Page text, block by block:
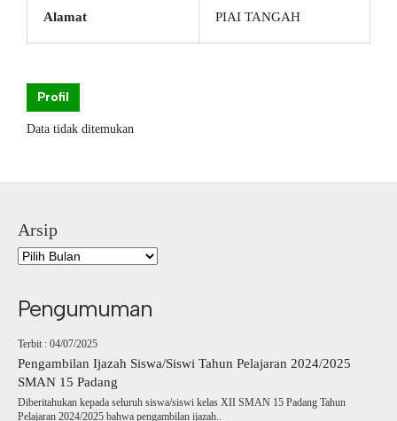
Alamat PIAI TANGAH
Profil
Data tidak ditemukan
Arsip
Pengumuman
Terbit : 04/07/2025
Pengambilan Ijazah Siswa/Siswi Tahun Pelajaran 2024/2025
SMAN 15 Padang
Diberitahukan kepada seluruh siswa/siswi kelas XII SMAN 15 Padang Tahun
Pelajaran 2024/2025 bahwa pengambilan ijazah..